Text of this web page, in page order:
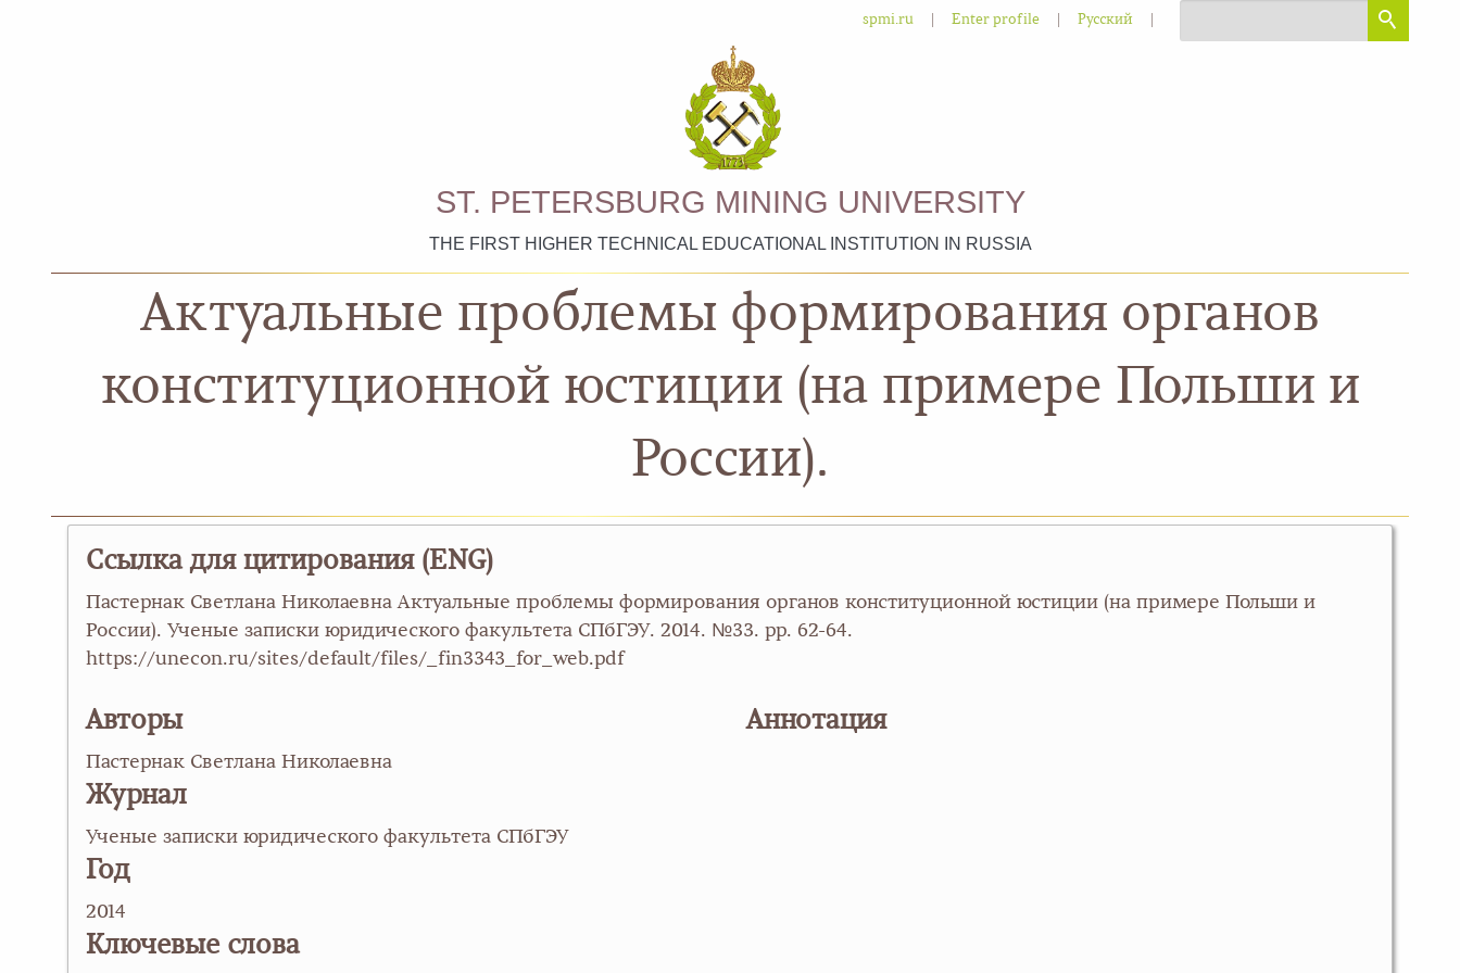
spmi.ru Enter profile Русский
ST. PETERSBURG MINING UNIVERSITY
THE FIRST HIGHER TECHNICAL EDUCATIONAL INSTITUTION IN RUSSIA
Актуальные проблемы формирования органов
конституционной юстиции (на примере Польши и
России).
Ссылка для цитирования (ENG)
Пастернак Светлана Николаевна Актуальные проблемы формирования органов конституционной юстиции (на примере Польши и
России). Ученые записки юридического факультета СПбГЭУ. 2014. №33. pp. 62-64.
https://unecon.ru/sites/default/files/_fin3343_for_web.pdf
Авторы
Пастернак Светлана Николаевна
Журнал
Ученые записки юридического факультета СПбГЭУ
Год
2014
Ключевые слова
Аннотация